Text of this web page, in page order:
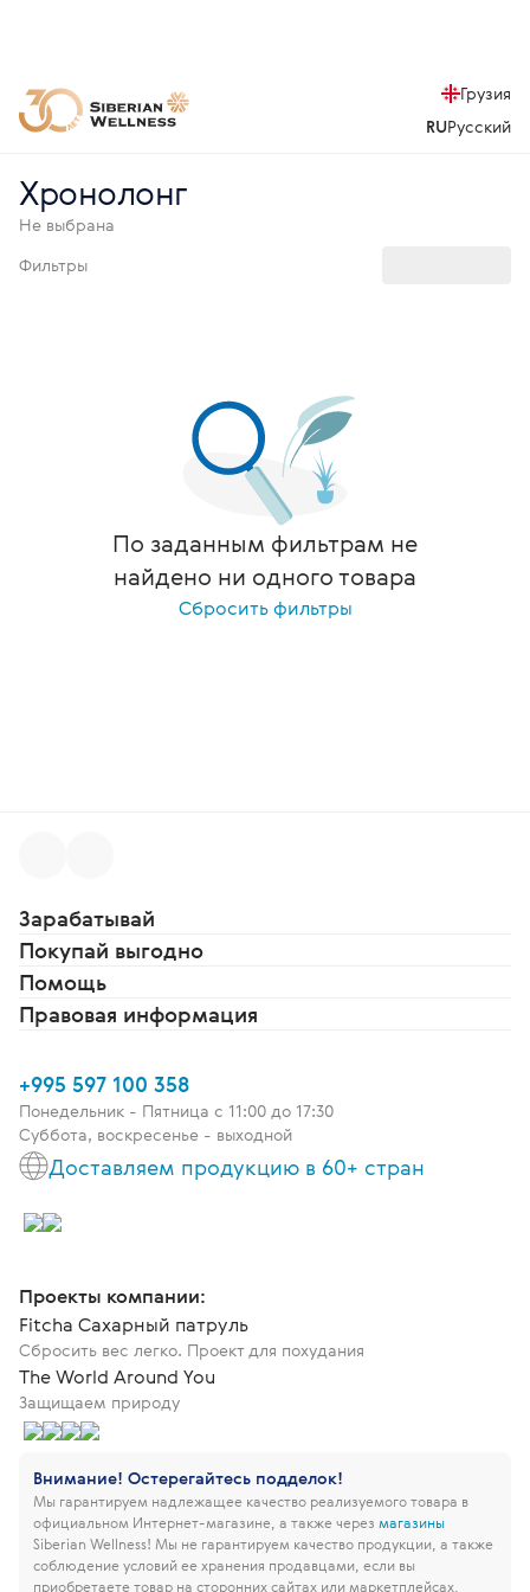
Грузия
RUРусский
Хронолонг
Не выбрана
Фильтры
По заданным фильтрам не
найдено ни одного товара
Сбросить фильтры
Зарабатывай
Покупай выгодно
Помощь
Правовая информация
+995 597 100 358
Понедельник - Пятница c 11:00 до 17:30
Суббота, воскресенье - выходной
Доставляем продукцию в 60+ стран
Проекты компании:
Fitcha Сахарный патруль
Сбросить вес легко. Проект для похудания
The World Around You
Защищаем природу
Внимание! Остерегайтесь подделок!
Мы гарантируем надлежащее качество реализуемого товара в
официальном Интернет-магазине, а также через магазины
Siberian Wellness! Мы не гарантируем качество продукции, а также
соблюдение условий ее хранения продавцами, если вы
приобретаете товар на сторонних сайтах или маркетплейсах.